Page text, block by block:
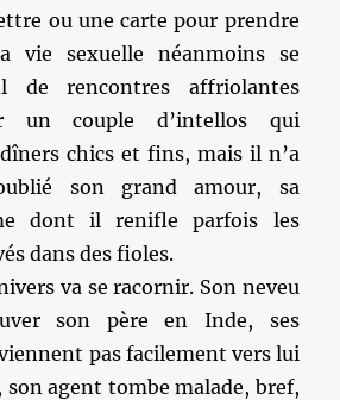
ou une carte pour prendre
vie sexuelle néanmoins se
de rencontres affriolantes
un couple d’intellos qui
chics et fins, mais il n’a
son grand amour, sa
dont il renifle parfois les
dans des fioles.
va se racornir. Son neveu
son père en Inde, ses
pas facilement vers lui
son agent tombe malade, bref,